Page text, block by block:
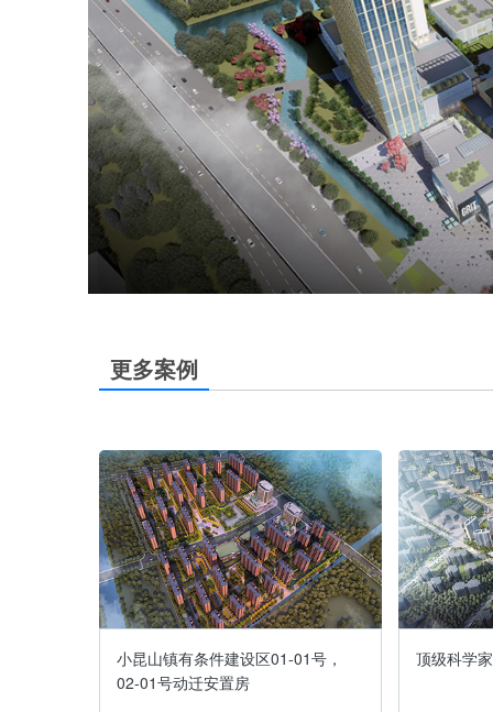
更多案例
小昆山镇有条件建设区01-01号，
02-01号动迁安置房
顶级科学